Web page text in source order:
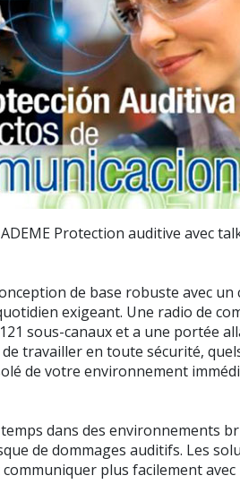
Protection auditive avec
de base robuste avec
exigeant. Une radio de
sous-canaux et a une portée
travailler en toute sécurité,
de votre environnement
dans des environnements
de dommages auditifs. Les
plus facilement avec